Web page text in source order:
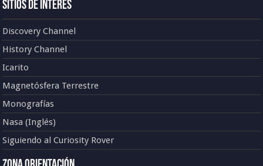
Sitios de Interés
Discovery Channel
History Channel
Icarito
Magnetósfera Terrestre
Monografías
Nasa (Inglés)
Siguiendo al Curiosity Rover